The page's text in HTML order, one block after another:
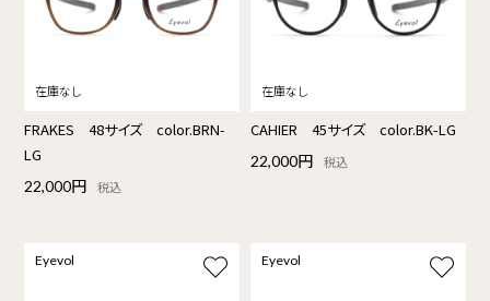
FRAKES 48サイズ color.BRN-
LG
22,000円 税込
CAHIER 45サイズ color.BK-LG
22,000円 税込
Eyevol Eyevol